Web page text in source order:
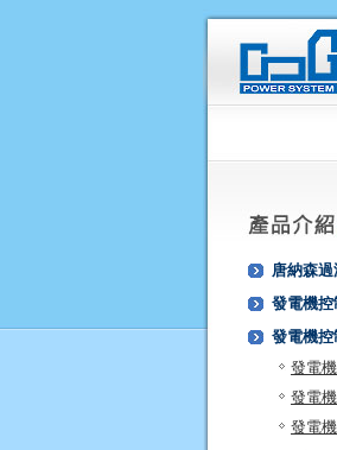
唐納森
發電機控
發電機控
發電
發電
發電